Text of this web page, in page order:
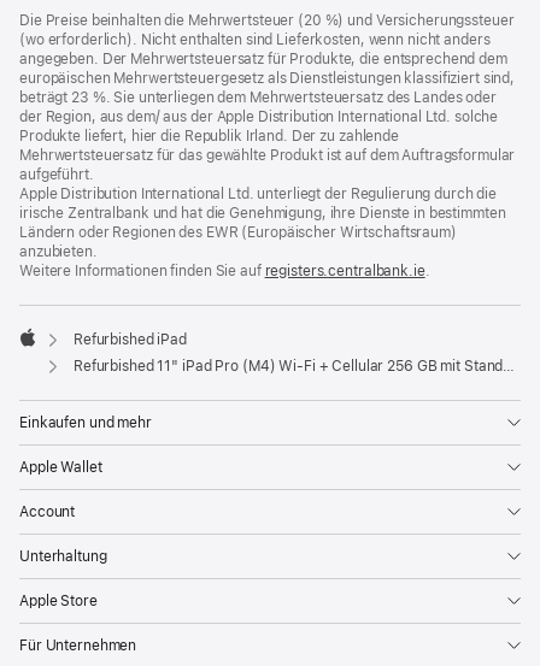
Die Preise beinhalten die Mehrwertsteuer (20 %) und Versicherungssteuer
(wo erforderlich). Nicht enthalten sind Lieferkosten, wenn nicht anders
angegeben. Der Mehrwertsteuersatz für Produkte, die entsprechend dem
europäischen Mehrwertsteuergesetz als Dienstleistungen klassifiziert sind,
beträgt 23 %. Sie unterliegen dem Mehrwertsteuersatz des Landes oder
der Region, aus dem/ aus der Apple Distribution International Ltd. solche
Produkte liefert, hier die Republik Irland. Der zu zahlende
Mehrwertsteuersatz für das gewählte Produkt ist auf dem Auftragsformular
aufgeführt.
Apple Distribution International Ltd. unterliegt der Regulierung durch die
irische Zentralbank und hat die Genehmigung, ihre Dienste in bestimmten
Ländern oder Regionen des EWR (Europäischer Wirtschaftsraum)
anzubieten.
Weitere Informationen finden Sie auf registers.centralbank.ie(Öffnet
neues
.
Apple
Refurbished iPad
Refurbished 11" iPad Pro (M4) Wi‑Fi + Cellular 256 GB mit Standardglas - Space Schwarz
Einkaufen und mehr
Apple Wallet
Account
Unterhaltung
Apple Store
Für Unternehmen